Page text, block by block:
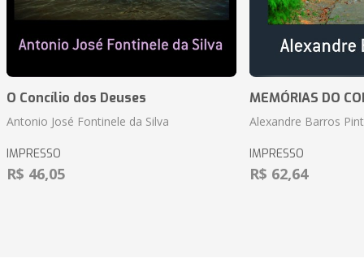
O Concílio dos Deuses
Antonio José Fontinele da Silva
IMPRESSO
R$ 46,05
MEMÓRIAS DO
Alexandre Barros
IMPRESSO
R$ 62,64